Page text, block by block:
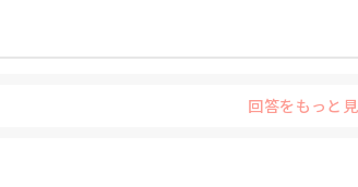
たり
回答をもっと